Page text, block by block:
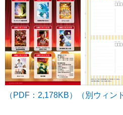
（PDF：2,178KB）（別ウィン